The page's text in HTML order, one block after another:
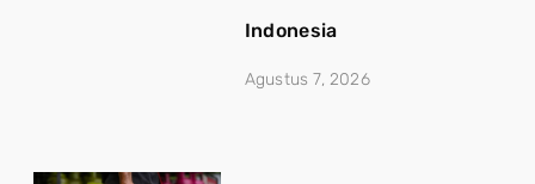
Indonesia
Agustus 7, 2026